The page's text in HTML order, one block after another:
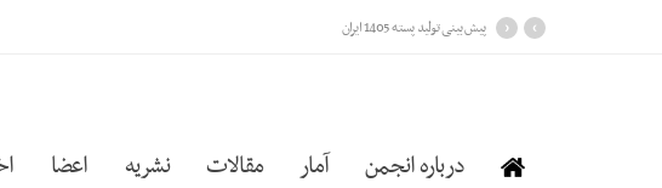
پیش بینی تولید پسته 1405 ایران ›
‹
درباره انجمن آمار مقالات نشریه اعضا